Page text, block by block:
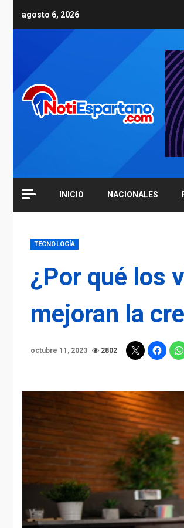
agosto 6, 2026
INICIO NACIONALES
TECNOLOGÍA
¿Por qué los
mejoran la
octubre 11, 2023 2802